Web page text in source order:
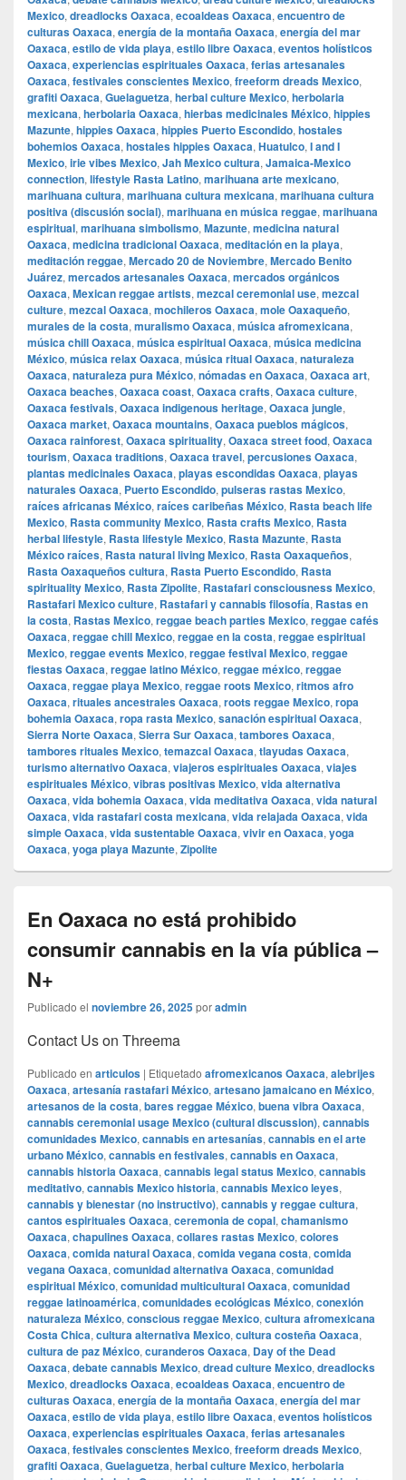
Mexico, dreadlocks Oaxaca, ecoaldeas Oaxaca, encuentro de
culturas Oaxaca, energía de la montaña Oaxaca, energía del mar
Oaxaca, estilo de vida playa, estilo libre Oaxaca, eventos holísticos
Oaxaca, experiencias espirituales Oaxaca, ferias artesanales
Oaxaca, festivales conscientes Mexico, freeform dreads Mexico,
grafiti Oaxaca, Guelaguetza, herbal culture Mexico, herbolaria
mexicana, herbolaria Oaxaca, hierbas medicinales México, hippies
Mazunte, hippies Oaxaca, hippies Puerto Escondido, hostales
bohemios Oaxaca, hostales hippies Oaxaca, Huatulco, I and I
Mexico, irie vibes Mexico, Jah Mexico cultura, Jamaica-Mexico
connection, lifestyle Rasta Latino, marihuana arte mexicano,
marihuana cultura, marihuana cultura mexicana, marihuana cultura
positiva (discusión social), marihuana en música reggae, marihuana
espiritual, marihuana simbolismo, Mazunte, medicina natural
Oaxaca, medicina tradicional Oaxaca, meditación en la playa,
meditación reggae, Mercado 20 de Noviembre, Mercado Benito
Juárez, mercados artesanales Oaxaca, mercados orgánicos
Oaxaca, Mexican reggae artists, mezcal ceremonial use, mezcal
culture, mezcal Oaxaca, mochileros Oaxaca, mole Oaxaqueño,
murales de la costa, muralismo Oaxaca, música afromexicana,
música chill Oaxaca, música espiritual Oaxaca, música medicina
México, música relax Oaxaca, música ritual Oaxaca, naturaleza
Oaxaca, naturaleza pura México, nómadas en Oaxaca, Oaxaca art,
Oaxaca beaches, Oaxaca coast, Oaxaca crafts, Oaxaca culture,
Oaxaca festivals, Oaxaca indigenous heritage, Oaxaca jungle,
Oaxaca market, Oaxaca mountains, Oaxaca pueblos mágicos,
Oaxaca rainforest, Oaxaca spirituality, Oaxaca street food, Oaxaca
tourism, Oaxaca traditions, Oaxaca travel, percusiones Oaxaca,
plantas medicinales Oaxaca, playas escondidas Oaxaca, playas
naturales Oaxaca, Puerto Escondido, pulseras rastas Mexico,
raíces africanas México, raíces caribeñas México, Rasta beach life
Mexico, Rasta community Mexico, Rasta crafts Mexico, Rasta
herbal lifestyle, Rasta lifestyle Mexico, Rasta Mazunte, Rasta
México raíces, Rasta natural living Mexico, Rasta Oaxaqueños,
Rasta Oaxaqueños cultura, Rasta Puerto Escondido, Rasta
spirituality Mexico, Rasta Zipolite, Rastafari consciousness Mexico,
Rastafari Mexico culture, Rastafari y cannabis filosofía, Rastas en
la costa, Rastas Mexico, reggae beach parties Mexico, reggae cafés
Oaxaca, reggae chill Mexico, reggae en la costa, reggae espiritual
Mexico, reggae events Mexico, reggae festival Mexico, reggae
fiestas Oaxaca, reggae latino México, reggae méxico, reggae
Oaxaca, reggae playa Mexico, reggae roots Mexico, ritmos afro
Oaxaca, rituales ancestrales Oaxaca, roots reggae Mexico, ropa
bohemia Oaxaca, ropa rasta Mexico, sanación espiritual Oaxaca,
Sierra Norte Oaxaca, Sierra Sur Oaxaca, tambores Oaxaca,
tambores rituales Mexico, temazcal Oaxaca, tlayudas Oaxaca,
turismo alternativo Oaxaca, viajeros espirituales Oaxaca, viajes
espirituales México, vibras positivas Mexico, vida alternativa
Oaxaca, vida bohemia Oaxaca, vida meditativa Oaxaca, vida natural
Oaxaca, vida rastafari costa mexicana, vida relajada Oaxaca, vida
simple Oaxaca, vida sustentable Oaxaca, vivir en Oaxaca, yoga
Oaxaca, yoga playa Mazunte, Zipolite
En Oaxaca no está prohibido
consumir cannabis en la vía pública –
N+
Publicado el noviembre 26, 2025poradmin
Contact Us on Threema
Publicado en articulos | Etiquetado afromexicanos Oaxaca, alebrijes
Oaxaca, artesanía rastafari México, artesano jamaicano en México,
artesanos de la costa, bares reggae México, buena vibra Oaxaca,
cannabis ceremonial usage Mexico (cultural discussion), cannabis
comunidades Mexico, cannabis en artesanías, cannabis en el arte
urbano México, cannabis en festivales, cannabis en Oaxaca,
cannabis historia Oaxaca, cannabis legal status Mexico, cannabis
meditativo, cannabis Mexico historia, cannabis Mexico leyes,
cannabis y bienestar (no instructivo), cannabis y reggae cultura,
cantos espirituales Oaxaca, ceremonia de copal, chamanismo
Oaxaca, chapulines Oaxaca, collares rastas Mexico, colores
Oaxaca, comida natural Oaxaca, comida vegana costa, comida
vegana Oaxaca, comunidad alternativa Oaxaca, comunidad
espiritual México, comunidad multicultural Oaxaca, comunidad
reggae latinoamérica, comunidades ecológicas México, conexión
naturaleza México, conscious reggae Mexico, cultura afromexicana
Costa Chica, cultura alternativa Mexico, cultura costeña Oaxaca,
cultura de paz México, curanderos Oaxaca, Day of the Dead
Oaxaca, debate cannabis Mexico, dread culture Mexico, dreadlocks
Mexico, dreadlocks Oaxaca, ecoaldeas Oaxaca, encuentro de
culturas Oaxaca, energía de la montaña Oaxaca, energía del mar
Oaxaca, estilo de vida playa, estilo libre Oaxaca, eventos holísticos
Oaxaca, experiencias espirituales Oaxaca, ferias artesanales
Oaxaca, festivales conscientes Mexico, freeform dreads Mexico,
grafiti Oaxaca, Guelaguetza, herbal culture Mexico, herbolaria